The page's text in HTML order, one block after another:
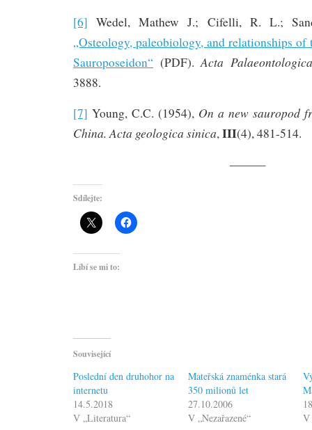
[6] Wedel, Mathew J.; Cifelli, R. L.;
„Osteology, paleobiology, and relationships of
Sauroposeidon“ (PDF).Acta
3888.
[7] Young, C.C. (1954), On a new sauropod
China. Acta geologica sinica, III(4), 481-514.
———
Sdílejte:
Líbí se mi to:
Související
Poslední den druhohor na
internetu
14.5.2018
V „Literatura“
Mateřská znaménka stará
350 milionů let
27.10.2006
V „Nezařazené“
V